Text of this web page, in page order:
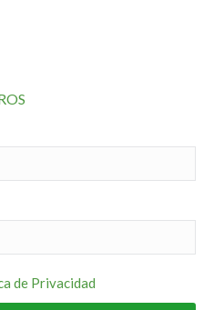
de Privacidad